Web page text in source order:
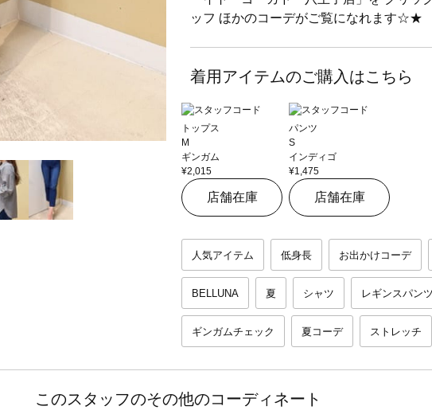
ッフ ほかのコーデがご覧になれます☆★
着用アイテムのご購入はこちら
トップス
M
ギンガム
¥2,015
店舗在庫
パンツ
S
インディゴ
¥1,475
店舗在庫
人気アイテム 低身長 お出かけコーデ
BELLUNA 夏 シャツ レギンスパンツ
ギンガムチェック 夏コーデ ストレッチ
このスタッフのその他のコーディネート